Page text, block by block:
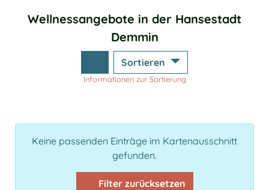
Wellnessangebote in der Hansestadt
Demmin
Sortieren
Informationen zur Sortierung
Keine passenden Einträge im Kartenausschnitt
gefunden.
Filter zurücksetzen